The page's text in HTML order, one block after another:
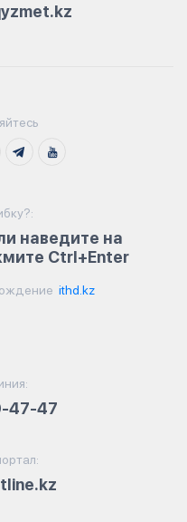
наведите на
Ctrl+Enter
ithd.kz
47-47